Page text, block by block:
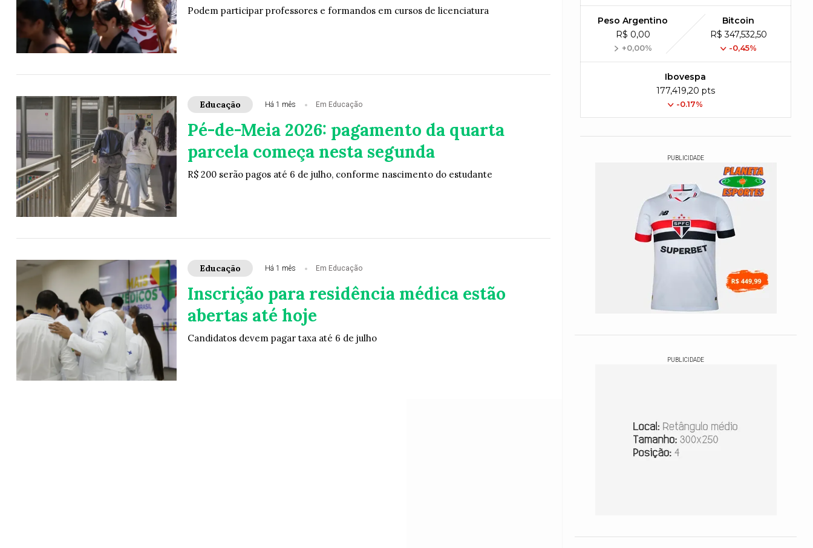
Podem participar professores e formandos em cursos de licenciatura
Educação Há 1 mês Em Educação
Pé-de-Meia 2026: pagamento da quarta
parcela começa nesta segunda
R$ 200 serão pagos até 6 de julho, conforme nascimento do estudante
Educação Há 1 mês Em Educação
Inscrição para residência médica estão
abertas até hoje
Candidatos devem pagar taxa até 6 de julho
Peso Argentino
R$ 0,00
+0,00%
Bitcoin
R$ 347,532,50
-0,45%
Ibovespa
177,419,20 pts
-0.17%
PUBLICIDADE
PUBLICIDADE